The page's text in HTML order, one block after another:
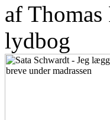
af Thomas
lydbog